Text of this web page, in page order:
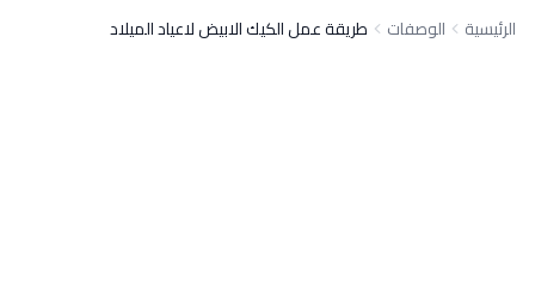
الرئيسية الوصفات طريقة عمل الكيك الابيض لاعياد الميلاد